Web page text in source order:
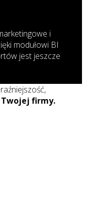
i
modułowi BI
jest jeszcze
firmy.